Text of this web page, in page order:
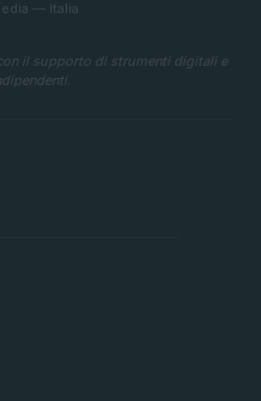
— Italia
il supporto di strumenti digitali e